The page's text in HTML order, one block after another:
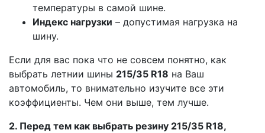
температуры в самой шине.
Индекс нагрузки – допустимая нагрузка на
шину.
Если для вас пока что не совсем понятно, как
выбрать летнии шины 215/35 R18 на Ваш
автомобиль, то внимательно изучите все эти
коэффициенты. Чем они выше, тем лучше.
2. Перед тем как выбрать резину 215/35 R18,